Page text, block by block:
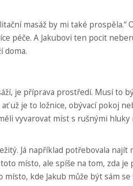
masáž by mi také prospěla.“
péče. A Jakubovi ten pocit
doma.
je příprava prostředí. Musí to
už je to ložnice, obývací pokoj
vyvarovat míst s rušnými
Já například potřebovala najít
místo, ale spíše na tom, zda je
kde Jakub může být sám se